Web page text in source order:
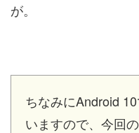
が。
ちなみにAndroid
いますので、今回